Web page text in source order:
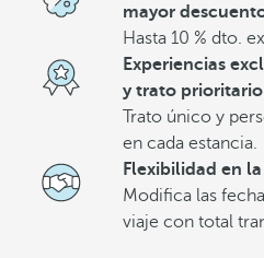
mayor
Hasta 10 % dto.
Experiencias
y trato prioritario
Trato único y
en cada estancia.
Flexibilidad en
Modifica las
viaje con total